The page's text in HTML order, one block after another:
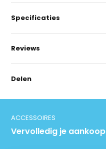
Specificaties
Reviews
Delen
ACCESSOIRES
Vervolledig je aankoop